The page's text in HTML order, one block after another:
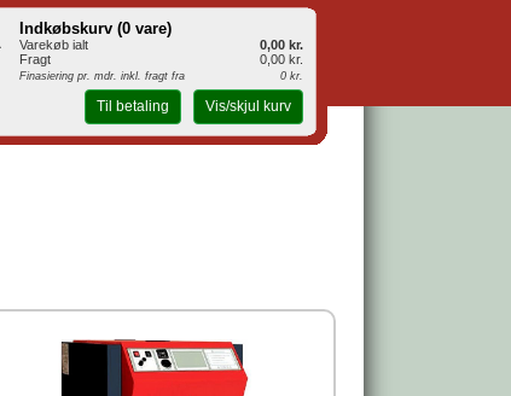
Indkøbskurv (0 vare)
Varekøb ialt
0,00 kr.
Fragt
0,00 kr.
Finasiering pr. mdr. inkl. fragt fra 0 kr.
Til betaling Vis/skjul kurv